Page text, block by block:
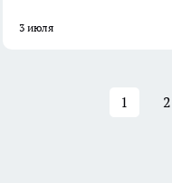
3 июля
1 2